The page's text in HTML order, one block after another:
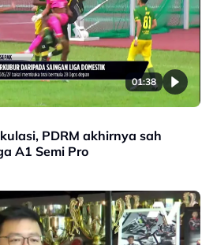
01:38
PDRM akhirnya sah
A1 Semi Pro